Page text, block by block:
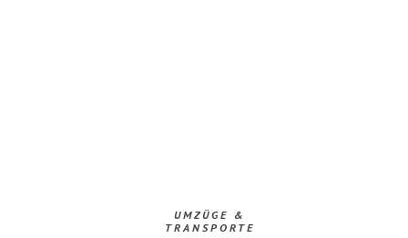
UMZÜGE &
TRANSPORTE